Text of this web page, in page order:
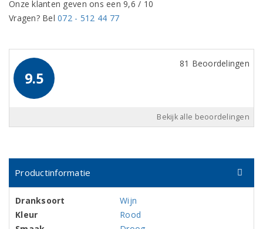
Onze klanten geven ons een 9,6 / 10
Vragen? Bel072 - 512 44 77
9.5
81 Beoordelingen
Bekijk alle beoordelingen
Productinformatie
Dranksoort
Wijn
Kleur
Rood